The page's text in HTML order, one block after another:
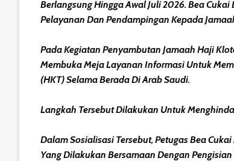
Berlangsung Hingga Awal Juli 2026. Bea
Pelayanan Dan Pendampingan Kepada
Pada Kegiatan Penyambutan Jamaah Haji
Membuka Meja Layanan Informasi Untuk
(HKT) Selama Berada Di Arab Saudi.
Langkah Tersebut Dilakukan Untuk
Dalam Sosialisasi Tersebut, Petugas Bea
Yang Dilakukan Bersamaan Dengan